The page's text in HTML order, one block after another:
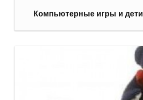
Компьютерные игры и дети